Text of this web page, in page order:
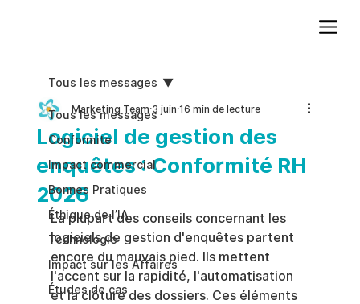
Tous les messages
Conformite
Impact commercial
Bonnes Pratiques
Éthique de l’IA
Technologie
Impact sur les Affaires
Études de cas
Tous les messages
Logiciel de gestion des
enquêtes : Conformité RH
2026
Marketing Team 3 juin 16 min de lecture
La plupart des conseils concernant les
logiciels de gestion d'enquêtes partent
encore du mauvais pied. Ils mettent
l'accent sur la rapidité, l'automatisation
et la clôture des dossiers. Ces éléments